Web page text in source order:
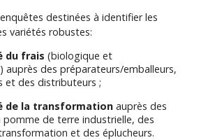
destinées à identifier les
variétés robustes:
du frais (biologique et
auprès des préparateurs/emballeurs,
et des distributeurs ;
de la transformationauprès des
pomme de terre industrielle, des
et des éplucheurs.